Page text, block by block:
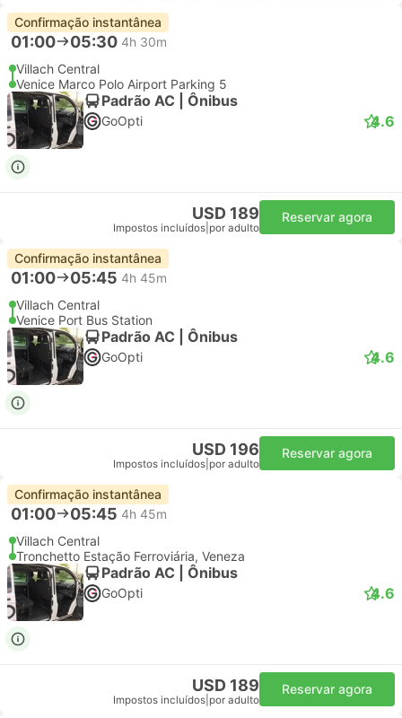
Confirmação instantânea
01:00 05:30 4h 30m
Villach Central
Venice Marco Polo Airport Parking 5
Padrão AC | Ônibus
GoOpti 4.6
USD 189
Impostos incluídos por adulto
Reservar agora
Confirmação instantânea
01:00 05:45 4h 45m
Villach Central
Venice Port Bus Station
Padrão AC | Ônibus
GoOpti 4.6
USD 196
Impostos incluídos por adulto
Reservar agora
Confirmação instantânea
01:00 05:45 4h 45m
Villach Central
Tronchetto Estação Ferroviária, Veneza
Padrão AC | Ônibus
GoOpti 4.6
USD 189
Impostos incluídos por adulto
Reservar agora